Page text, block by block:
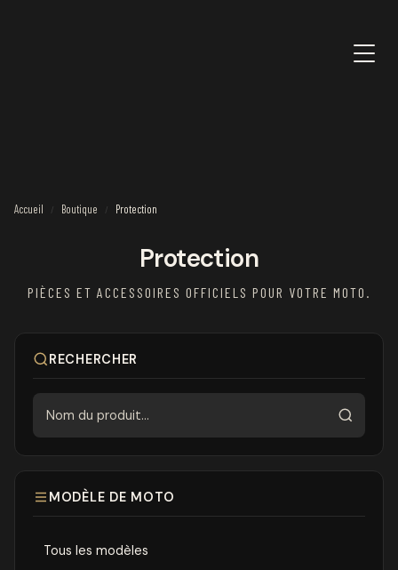
Accueil / Boutique / Protection
Protection
PIÈCES ET ACCESSOIRES OFFICIELS POUR VOTRE MOTO.
RECHERCHER
MODÈLE DE MOTO
Tous les modèles